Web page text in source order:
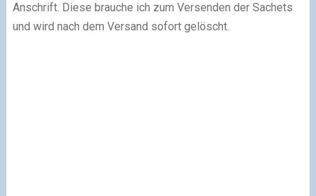
Anschrift. Diese brauche ich zum Versenden der Sachets
und wird nach dem Versand sofort gelöscht.